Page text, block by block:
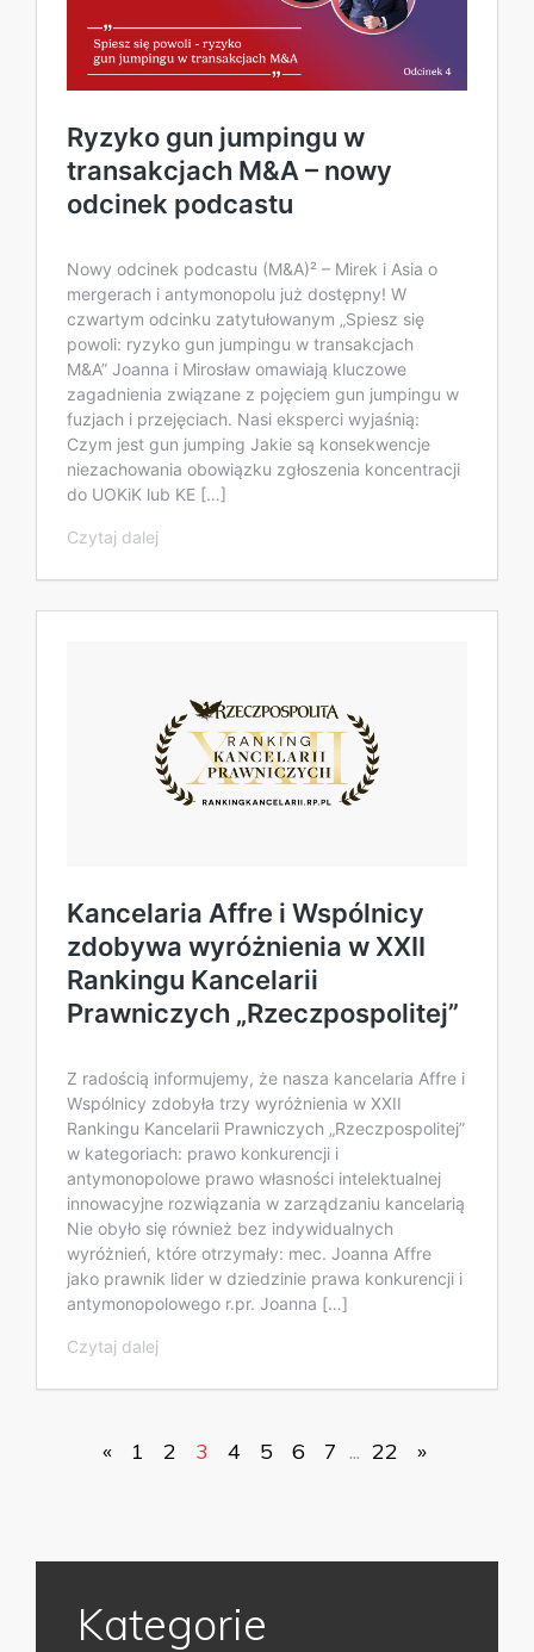
Ryzyko gun jumpingu w
transakcjach M&A – nowy
odcinek podcastu
Nowy odcinek podcastu (M&A)² – Mirek i Asia o
mergerach i antymonopolu już dostępny! W
czwartym odcinku zatytułowanym „Spiesz się
powoli: ryzyko gun jumpingu w transakcjach
M&A” Joanna i Mirosław omawiają kluczowe
zagadnienia związane z pojęciem gun jumpingu w
fuzjach i przejęciach. Nasi eksperci wyjaśnią:
Czym jest gun jumping Jakie są konsekwencje
niezachowania obowiązku zgłoszenia koncentracji
do UOKiK lub KE […]
Czytaj dalej
Kancelaria Affre i Wspólnicy
zdobywa wyróżnienia w XXII
Rankingu Kancelarii
Prawniczych „Rzeczpospolitej”
Z radością informujemy, że nasza kancelaria Affre i
Wspólnicy zdobyła trzy wyróżnienia w XXII
Rankingu Kancelarii Prawniczych „Rzeczpospolitej”
w kategoriach: prawo konkurencji i
antymonopolowe prawo własności intelektualnej
innowacyjne rozwiązania w zarządzaniu kancelarią
Nie obyło się również bez indywidualnych
wyróżnień, które otrzymały: mec. Joanna Affre
jako prawnik lider w dziedzinie prawa konkurencji i
antymonopolowego r.pr. Joanna […]
Czytaj dalej
« 1 2 3 4 5 6 7 ... 22 »
Kategorie